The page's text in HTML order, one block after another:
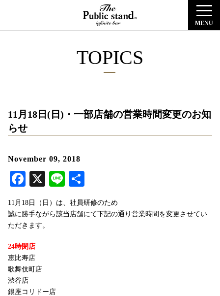
MENU
TOPICS
11月18日(日)・一部店舗の営業時間変更のお知
らせ
November 09, 2018
Facebook
X Line
11月18日（日）は、社員研修のため
誠に勝手ながら該当店舗にて下記の通り営業時間を変更させてい
ただきます。
24時閉店
恵比寿店
歌舞伎町店
渋谷店
銀座コリドー店